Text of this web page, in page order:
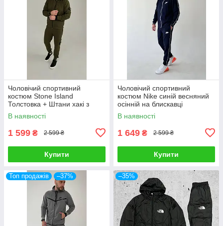
Чоловічий спортивний
костюм Stone Island
Толстовка + Штани хакі з
капюшоном Стон Айленд
В наявності
1 599 ₴ 2 599 ₴
Купити
Чоловічий спортивний
костюм Nike синій весняний
осінній на блискавці
Толстовка + Штани Найк
В наявності
1 649 ₴ 2 599 ₴
Купити
Топ продажів –37% –35%